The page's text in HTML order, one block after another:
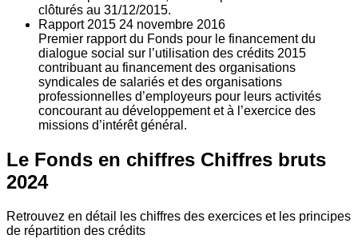
clôturés au 31/12/2015.
Rapport 2015 24 novembre 2016
Premier rapport du Fonds pour le financement du
dialogue social sur l’utilisation des crédits 2015
contribuant au financement des organisations
syndicales de salariés et des organisations
professionnelles d’employeurs pour leurs activités
concourant au développement et à l’exercice des
missions d’intérêt général.
Le Fonds en chiffres Chiffres bruts
2024
Retrouvez en détail les chiffres des exercices et les principes
de répartition des crédits